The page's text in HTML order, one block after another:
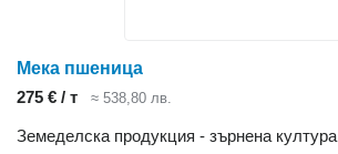
Мека пшеница
275 € / т
≈ 538,80 лв.
Земеделска продукция - зърнена култура